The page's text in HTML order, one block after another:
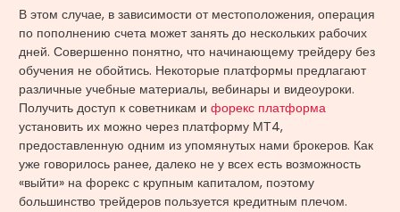
В этом случае, в зависимости от местоположения, операция
по пополнению счета может занять до нескольких рабочих
дней. Совершенно понятно, что начинающему трейдеру без
обучения не обойтись. Некоторые платформы предлагают
различные учебные материалы, вебинары и видеоуроки.
Получить доступ к советникам ифорекс платформа
установить их можно через платформу МТ4,
предоставленную одним из упомянутых нами брокеров. Как
уже говорилось ранее, далеко не у всех есть возможность
«выйти» на форекс с крупным капиталом, поэтому
большинство трейдеров пользуется кредитным плечом.